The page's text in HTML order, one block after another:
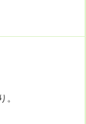
。